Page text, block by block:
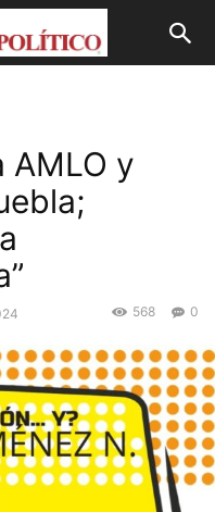
AMLO y
0
568